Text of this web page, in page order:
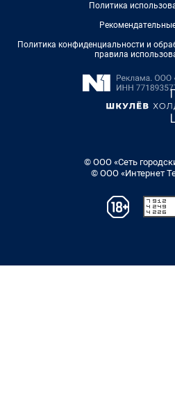
Политика
Политика конфиденциальности и
правила
© ООО «Сеть
© ООО «Интернет